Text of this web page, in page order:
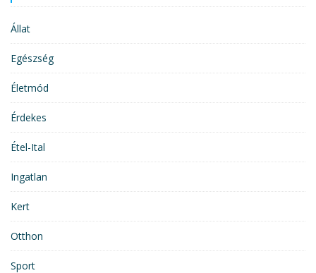
Állat
Egészség
Életmód
Érdekes
Étel-Ital
Ingatlan
Kert
Otthon
Sport